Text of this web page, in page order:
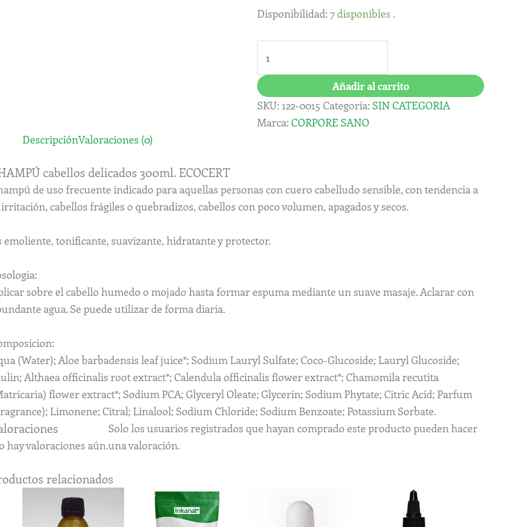
Disponibilidad: 7 disponibles .
Añadir al carrito
SKU: 122-0015 Categoría:SIN CATEGORIA
Marca:CORPORE SANO
DescripciónValoraciones (0)
cabellos delicados 300ml. ECOCERT
de uso frecuente indicado para aquellas personas con cuero cabelludo sensible, con tendencia a
cabellos frágiles o quebradizos, cabellos con poco volumen, apagados y secos.
emoliente, tonificante, suavizante, hidratante y protector.
sobre el cabello humedo o mojado hasta formar espuma mediante un suave masaje. Aclarar con
agua. Se puede utilizar de forma diaria.
(Water); Aloe barbadensis leaf juice*; Sodium Lauryl Sulfate; Coco-Glucoside; Lauryl Glucoside;
Althaea officinalis root extract*; Calendula officinalis flower extract*; Chamomila recutita
flower extract*; Sodium PCA; Glyceryl Oleate; Glycerin; Sodium Phytate; Citric Acid; Parfum
Limonene; Citral; Linalool; Sodium Chloride; Sodium Benzoate; Potassium Sorbate.
hay valoraciones aún.
Solo los usuarios registrados que hayan comprado este producto pueden hacer
una valoración.
relacionados
de
precios:
Este
producto